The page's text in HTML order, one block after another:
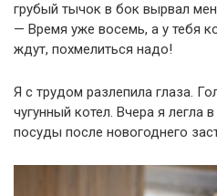
грубый тычок в бок вырвал
— Время уже восемь, а у тебя
ждут, похмелиться надо!
Я с трудом разлепила глаза.
чугунный котел. Вчера я легла
посуды после новогоднего